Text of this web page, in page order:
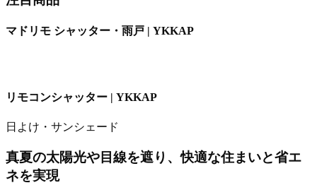
マドリモ シャッター・雨戸 | YKKAP
リモコンシャッター | YKKAP
日よけ・サンシェード
真夏の太陽光や目線を遮り、快適な住まいと省エ
ネを実現